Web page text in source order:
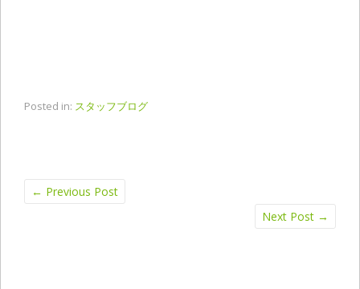
Posted in: スタッフブログ
← Previous Post
Next Post →